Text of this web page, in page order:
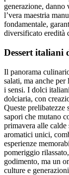
generazione, danno
l’vera maestria
fondamentale,
diversificato eredità
Dessert italiani
Il panorama
salati, ma anche per
i sensi. I dolci
dolciaria, con
Queste prelibatezze
sapori che mutano
primavera alle
aromatici unici,
esperienze
pomeriggio
godimento, ma un
culture e